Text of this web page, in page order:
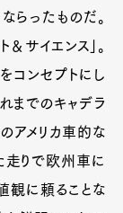
らったものだ。
サイエンス」。
コンセプトにし
までのキャデラ
アメリカ車的な
走りで欧州車に
観に頼ることな